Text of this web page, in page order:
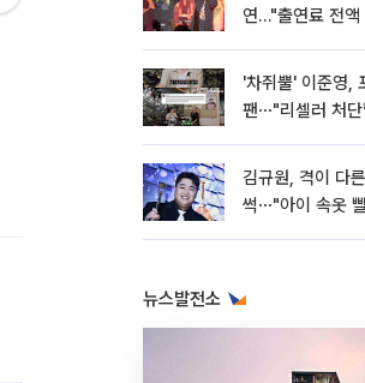
연…"출연료 전액
'차쥐뿔' 이준영,
팬⋯"리셀러 처
김규원, 격이 다
썩⋯"아이 속옷
뉴스발전소